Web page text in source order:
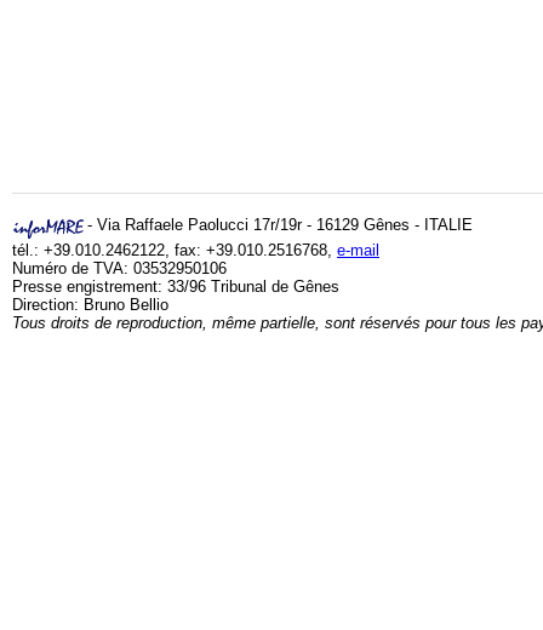
- Via Raffaele Paolucci 17r/19r - 16129 Gênes - ITALIE
tél.: +39.010.2462122, fax: +39.010.2516768, e-mail
Numéro de TVA: 03532950106
Presse engistrement: 33/96 Tribunal de Gênes
Direction: Bruno Bellio
Tous droits de reproduction, même partielle, sont réservés pour tous les